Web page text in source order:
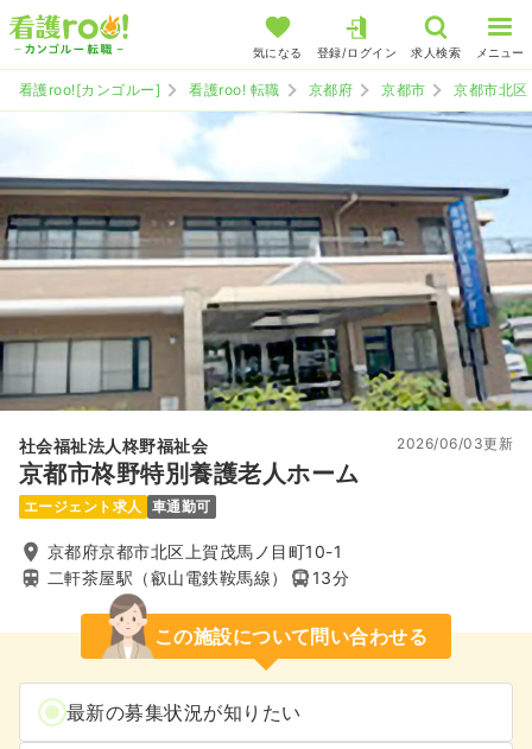
気になる 登録/ログイン 求人検索 メニュー
看護roo![カンゴルー] 看護roo! 転職 京都府 京都市 京都市北区
社会福祉法人柊野福祉会
京都市柊野特別養護老人ホーム
2026/06/03更新
エージェント求人 車通勤可
京都府京都市北区上賀茂馬ノ目町10-1
二軒茶屋駅（叡山電鉄鞍馬線）
13分
この施設について問い合わせる
最新の募集状況が知りたい